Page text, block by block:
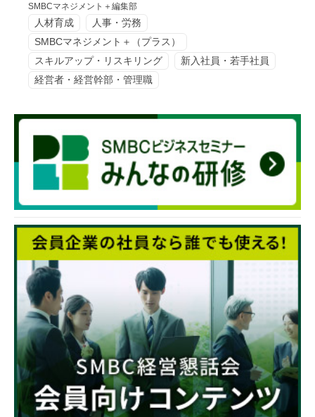
SMBCマネジメント＋編集部
人材育成
人事・労務
SMBCマネジメント＋（プラス）
スキルアップ・リスキリング
新入社員・若手社員
経営者・経営幹部・管理職